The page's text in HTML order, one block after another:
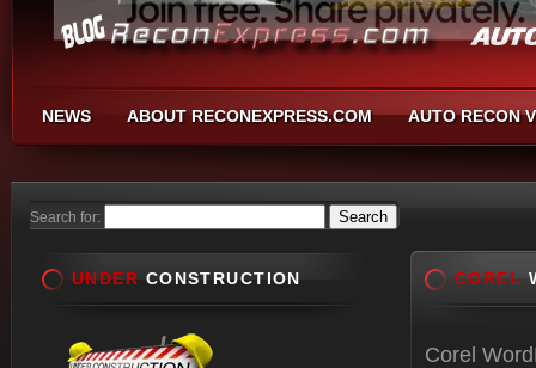
NEWS ABOUT RECONEXPRESS.COM AUTO RECON
Search for:
COREL
Corel
UNDER CONSTRUCTION